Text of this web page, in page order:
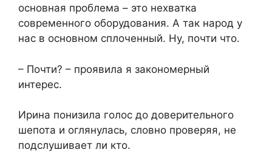
основная проблема – это нехватка
современного оборудования. А так народ у
нас в основном сплоченный. Ну, почти что.
– Почти? – проявила я закономерный
интерес.
Ирина понизила голос до доверительного
шепота и оглянулась, словно проверяя, не
подслушивает ли кто.